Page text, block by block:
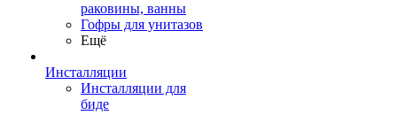
раковины, ванны
Гофры для унитазов
Ещё
Инсталляции
Инсталляции для
биде